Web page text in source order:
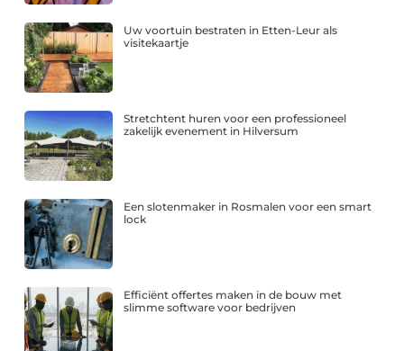
Uw voortuin bestraten in Etten-Leur als
visitekaartje
Stretchtent huren voor een professioneel
zakelijk evenement in Hilversum
Een slotenmaker in Rosmalen voor een smart
lock
Efficiënt offertes maken in de bouw met
slimme software voor bedrijven